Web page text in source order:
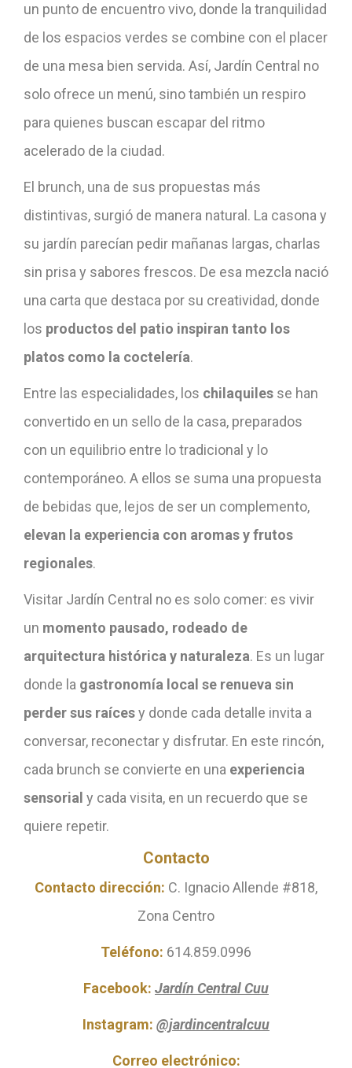
un punto de encuentro vivo, donde la tranquilidad
de los espacios verdes se combine con el placer
de una mesa bien servida. Así, Jardín Central no
solo ofrece un menú, sino también un respiro
para quienes buscan escapar del ritmo
acelerado de la ciudad.
El brunch, una de sus propuestas más
distintivas, surgió de manera natural. La casona y
su jardín parecían pedir mañanas largas, charlas
sin prisa y sabores frescos. De esa mezcla nació
una carta que destaca por su creatividad, donde
los productos del patio inspiran tanto los
platos como la coctelería.
Entre las especialidades, los chilaquiles se han
convertido en un sello de la casa, preparados
con un equilibrio entre lo tradicional y lo
contemporáneo. A ellos se suma una propuesta
de bebidas que, lejos de ser un complemento,
elevan la experiencia con aromas y frutos
regionales.
Visitar Jardín Central no es solo comer: es vivir
un momento pausado, rodeado de
arquitectura histórica y naturaleza. Es un lugar
donde la gastronomía local se renueva sin
perder sus raícesy donde cada detalle invita a
conversar, reconectar y disfrutar. En este rincón,
cada brunch se convierte en una experiencia
sensorial y cada visita, en un recuerdo que se
quiere repetir.
Contacto
Contacto dirección: C. Ignacio Allende #818,
Zona Centro
Teléfono: 614.859.0996
Facebook: Jardín Central Cuu
Instagram: @jardincentralcuu
Correo electrónico: